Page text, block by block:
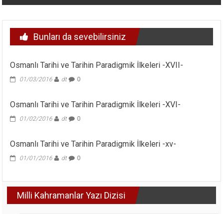
Bunları da sevebilirsiniz
Osmanlı Tarihi ve Tarihin Paradigmik İlkeleri -XVII-
01/03/2016 dt 0
Osmanlı Tarihi ve Tarihin Paradigmik İlkeleri -XVI-
01/02/2016 dt 0
Osmanlı Tarihi ve Tarihin Paradigmik İlkeleri -xv-
01/01/2016 dt 0
Milli Kahramanlar Yazı Dizisi